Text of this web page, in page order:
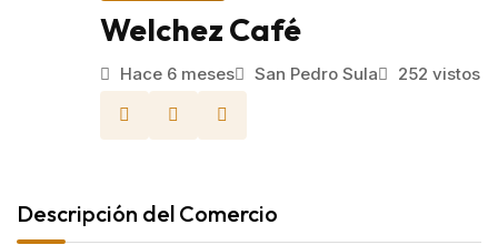
Welchez Café
Hace 6 meses San Pedro Sula 252 vistos
Descripción del Comercio